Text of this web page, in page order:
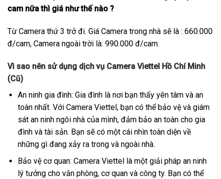
cam nữa thì giá như thế nào ?
Từ Camera thứ 3 trở đi. Giá Camera trong nhà sẽ là : 660.000
đ/cam, Camera ngoài trời là: 990.000 đ/cam.
Vì sao nên sử dụng dịch vụ Camera Viettel Hồ Chí Minh
(Cũ)
An ninh gia đình: Gia đình là nơi bạn thấy yên tâm và an
toàn nhất. Với Camera Viettel, bạn có thể bảo vệ và giám
sát an ninh ngôi nhà của mình, đảm bảo an toàn cho gia
đình và tài sản. Bạn sẽ có một cái nhìn toàn diện về
những gì đang xảy ra trong và ngoài nhà.
Bảo vệ cơ quan: Camera Viettel là một giải pháp an ninh
lý tưởng cho văn phòng, cơ quan và công ty. Bạn có thể